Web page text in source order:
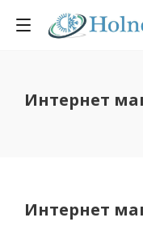
Интернет
Интернет